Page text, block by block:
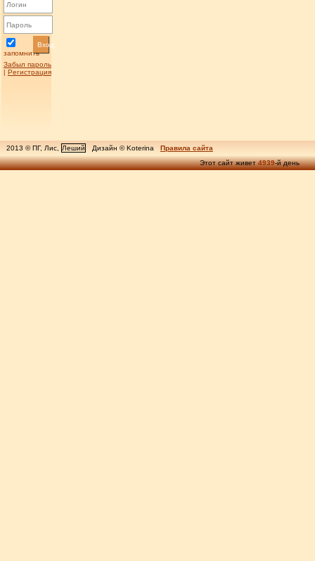
запомнить
Вход
Забыл пароль
| Регистрация
2013 © ПГ, Лис, Леший Дизайн © Koterina
Правила сайта
Этот сайт живет4939-й день